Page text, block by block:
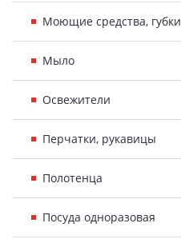
Моющие средства, губки
Мыло
Освежители
Перчатки, рукавицы
Полотенца
Посуда одноразовая